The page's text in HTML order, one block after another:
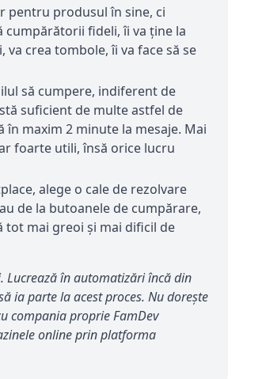
pentru produsul în sine, ci
cumpărătorii fideli, îi va ține la
crea tombole, îi va face să se
să cumpere, indiferent de
suficient de multe astfel de
maxim 2 minute la mesaje. Mai
foarte utili, însă orice lucru
alege o cale de rezolvare
de la butoanele de cumpărare,
tot mai greoi și mai dificil de
Lucrează în automatizări încă din
ia parte la acest proces. Nu dorește
compania proprie FamDev
online prin platforma